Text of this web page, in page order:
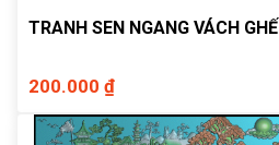
TRANH SEN NGANG VÁCH GHẾ
200.000 ₫